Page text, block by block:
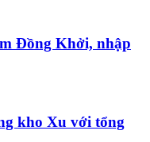
Đồng Khởi, nhập
kho Xu với tổng